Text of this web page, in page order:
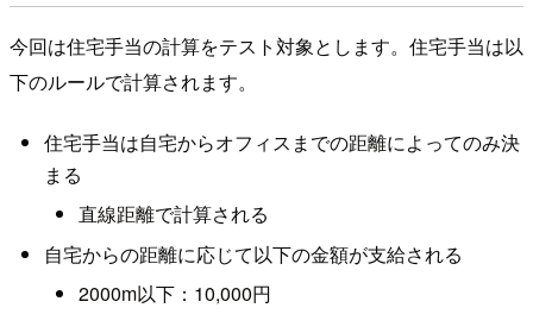
今回は住宅手当の計算をテスト対象とします。住宅手当は以
下のルールで計算されます。
住宅手当は自宅からオフィスまでの距離によってのみ決
まる
直線距離で計算される
自宅からの距離に応じて以下の金額が支給される
2000m以下：10,000円